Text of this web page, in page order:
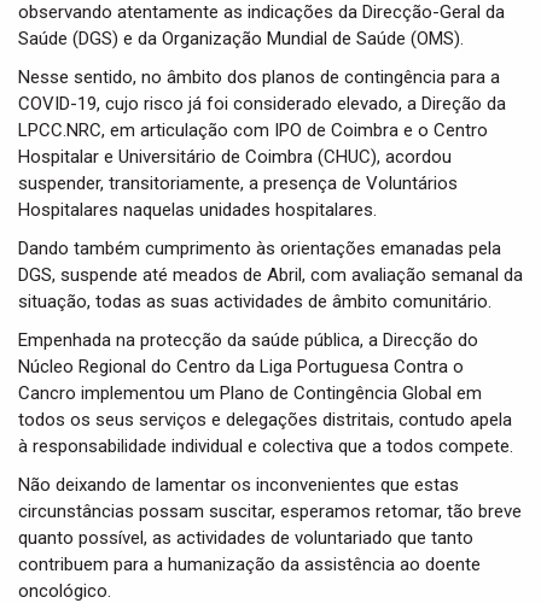
observando atentamente as indicações da Direcção-Geral da
Saúde (DGS) e da Organização Mundial de Saúde (OMS).
Nesse sentido, no âmbito dos planos de contingência para a
COVID-19, cujo risco já foi considerado elevado, a Direção da
LPCC.NRC, em articulação com IPO de Coimbra e o Centro
Hospitalar e Universitário de Coimbra (CHUC), acordou
suspender, transitoriamente, a presença de Voluntários
Hospitalares naquelas unidades hospitalares.
Dando também cumprimento às orientações emanadas pela
DGS, suspende até meados de Abril, com avaliação semanal da
situação, todas as suas actividades de âmbito comunitário.
Empenhada na protecção da saúde pública, a Direcção do
Núcleo Regional do Centro da Liga Portuguesa Contra o
Cancro implementou um Plano de Contingência Global em
todos os seus serviços e delegações distritais, contudo apela
à responsabilidade individual e colectiva que a todos compete.
Não deixando de lamentar os inconvenientes que estas
circunstâncias possam suscitar, esperamos retomar, tão breve
quanto possível, as actividades de voluntariado que tanto
contribuem para a humanização da assistência ao doente
oncológico.